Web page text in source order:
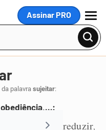
Assinar PRO
MENU
palavrasujeitar:
obediência,…:
subjugar reduzir,